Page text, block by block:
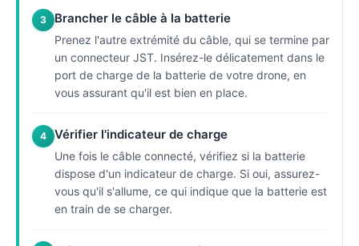
3 Brancher le câble à la batterie
Prenez l'autre extrémité du câble, qui se termine par
un connecteur JST. Insérez-le délicatement dans le
port de charge de la batterie de votre drone, en
vous assurant qu'il est bien en place.
4 Vérifier l'indicateur de charge
Une fois le câble connecté, vérifiez si la batterie
dispose d'un indicateur de charge. Si oui, assurez-
vous qu'il s'allume, ce qui indique que la batterie est
en train de se charger.